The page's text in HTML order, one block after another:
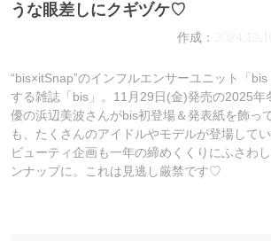
うな眼差しにクギヅケ♡
作成：2024.12.10
“bis×itSnap”のインフルエンサーユニット「
する雑誌「bis」。11月29日(金)発売の2025年
優の浜辺美波さんがbis初登場＆発表紙を飾
も、たくさんのアイドルやモデルが登場して
ビューティ企画も一年の締めくくりにふさわ
ンナップに。これは見逃し厳禁です♡